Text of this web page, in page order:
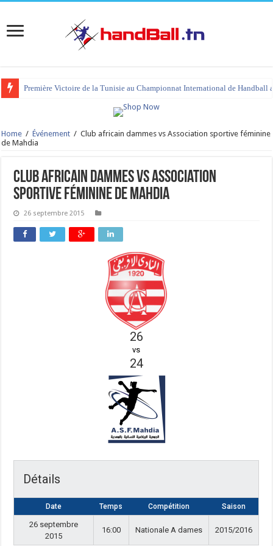
Première Victoire de la Tunisie au Championnat International de Handball
Home / Événement / Club africain dammes vs Association sportive féminine
de Mahdia
Club africain dammes vs Association
sportive féminine de Mahdia
26 septembre 2015
26
vs
24
Détails
Date Temps Compétition Saison
26 septembre
2015
16:00 Nationale A dames 2015/2016